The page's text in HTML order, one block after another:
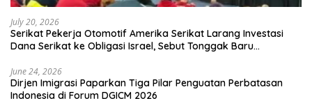
July 20, 2026
Serikat Pekerja Otomotif Amerika Serikat Larang Investasi
Dana Serikat ke Obligasi Israel, Sebut Tonggak Baru
June 24, 2026
Dirjen Imigrasi Paparkan Tiga Pilar Penguatan Perbatasan
Indonesia di Forum DGICM 2026